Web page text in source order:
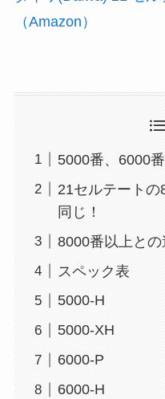
（Amazon）
5000番、6000
21セルテート
同じ！
8000番以上との
スペック表
5000-H
5000-XH
6000-P
6000-H